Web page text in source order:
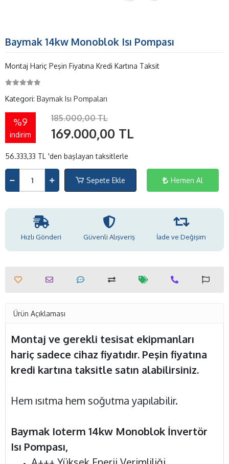
Baymak 14kw Monoblok Isı Pompası
Montaj Hariç Peşin Fiyatına Kredi Kartına Taksit
Kategori: Baymak Isı Pompaları
%9
indirim
185.000,00 TL
169.000,00 TL
56.333,33 TL 'den başlayan taksitlerle
Sepete Ekle Hemen Al
Hızlı Gönderi Güvenli Alışveriş İade ve Değişim
Ürün Açıklaması
Montaj ve gerekli tesisat ekipmanları
hariç sadece cihaz fiyatıdır. Peşin fiyatına
kredi kartına taksitle satın alabilirsiniz.
Hem ısıtma hem soğutma yapılabilir.
Baymak Ioterm 14kw Monoblok İnvertör
Isı Pompası,